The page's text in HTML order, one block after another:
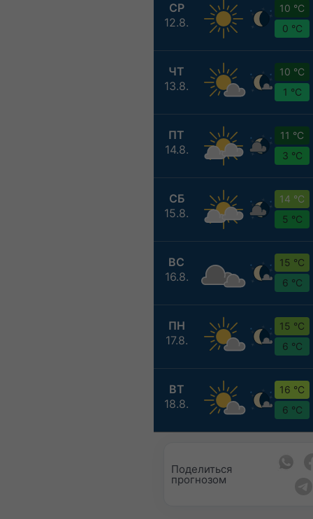
СР
12.8.
10 °C
0 °C
ЧТ
13.8.
10 °C
1 °C
ПТ
14.8.
11 °C
3 °C
СБ
15.8.
14 °C
5 °C
ВС
16.8.
15 °C
6 °C
ПН
17.8.
15 °C
6 °C
ВТ
18.8.
16 °C
6 °C
Поделиться
прогнозом